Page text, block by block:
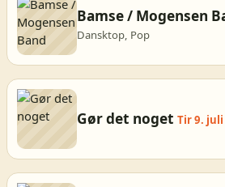
Bamse / Mogensen
Dansktop, Pop
Gør det noget Tir 9. juli